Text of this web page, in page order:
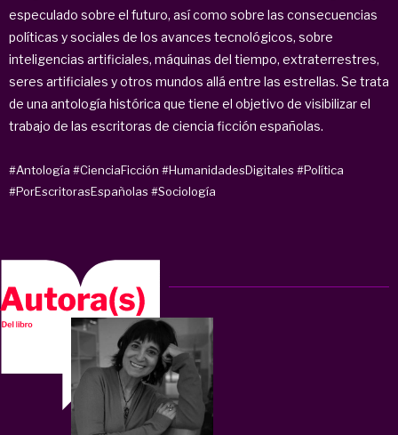
especulado sobre el futuro, así como sobre las consecuencias
políticas y sociales de los avances tecnológicos, sobre
inteligencias artificiales, máquinas del tiempo, extraterrestres,
seres artificiales y otros mundos allá entre las estrellas. Se trata
de una antología histórica que tiene el objetivo de visibilizar el
trabajo de las escritoras de ciencia ficción españolas.
#Antología #CienciaFicción #HumanidadesDigitales #Política
#PorEscritorasEspañolas #Sociología